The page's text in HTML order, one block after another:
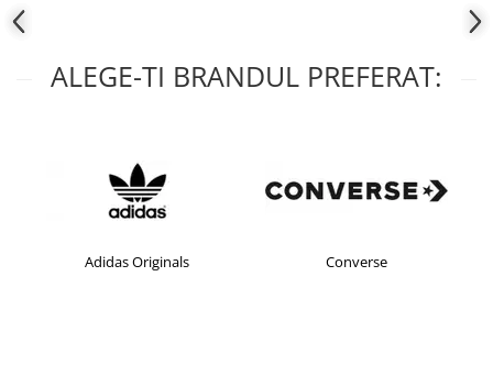
ALEGE-TI BRANDUL PREFERAT:
Adidas Originals Converse